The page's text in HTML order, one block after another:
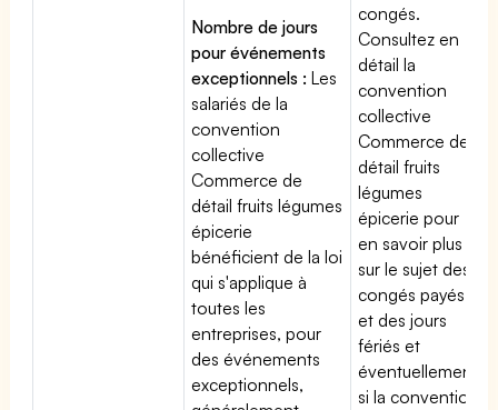
Nombre de jours
pour événements
exceptionnels : Les
salariés de la
convention
collective
Commerce de
détail fruits légumes
épicerie
bénéficient de la loi
qui s'applique à
toutes les
entreprises, pour
des événements
exceptionnels,
congés.
Consultez en
détail la
convention
collective
Commerce de
détail fruits
légumes
épicerie pour
en savoir plus
sur le sujet des
congés payés
et des jours
fériés et
éventuellement
si la convention